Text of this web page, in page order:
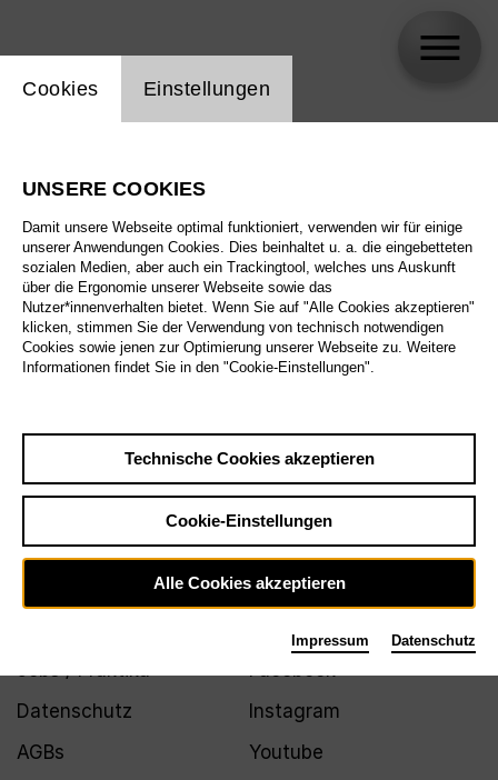
Biographie
Spielplan
Jobs / Praktika
Datenschutz
AGBs
Facebook
Instagram
Youtube
Einstellung Website Cookie
Cookies Einstellungen
UNSERE COOKIES
Damit unsere Webseite optimal funktioniert, verwenden wir für einige
unserer Anwendungen Cookies. Dies beinhaltet u. a. die eingebetteten
sozialen Medien, aber auch ein Trackingtool, welches uns Auskunft
über die Ergonomie unserer Webseite sowie das
Nutzer*innenverhalten bietet. Wenn Sie auf "Alle Cookies akzeptieren"
klicken, stimmen Sie der Verwendung von technisch notwendigen
Cookies sowie jenen zur Optimierung unserer Webseite zu. Weitere
Informationen findet Sie in den "Cookie-Einstellungen".
Technische Cookies akzeptieren
Cookie-Einstellungen
Alle Cookies akzeptieren
Impressum Datenschutz